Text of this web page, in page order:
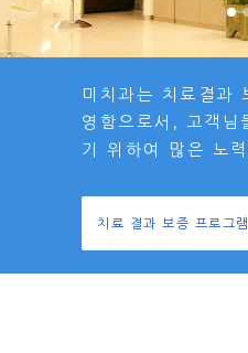
미치과는 치료결과
영함으로서, 고객님
기 위하여 많은 노
치료 결과 보증 프로그